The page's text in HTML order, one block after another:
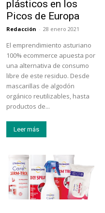
plásticos en los
Picos de Europa
Redacción - 28 enero 2021
El emprendimiento asturiano
100% ecommerce apuesta por
una alternativa de consumo
libre de este residuo. Desde
mascarillas de algodón
orgánico reutilizables, hasta
productos de...
Leer más